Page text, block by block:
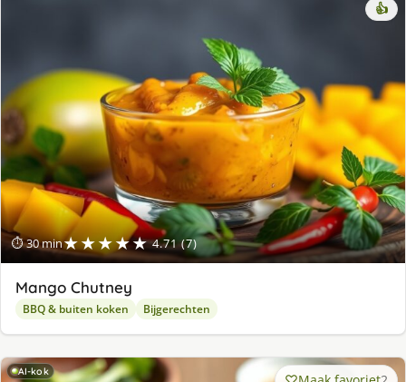
⏱ 30 min★★★★★ 4.71 (7)
👍
Mango Chutney
BBQ & buiten koken Bijgerechten
AI-kok